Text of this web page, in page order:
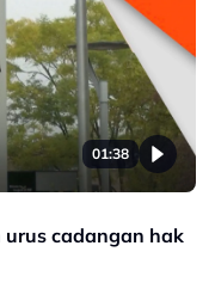
01:38
urus cadangan hak